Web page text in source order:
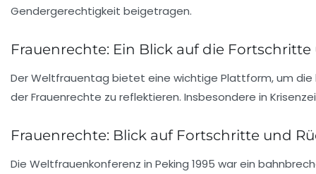
Gendergerechtigkeit beigetragen.
Frauenrechte: Ein Blick auf die
DerWeltfrauentag bietet eine wichtige Plattform, um
derFrauenrechte zu reflektieren. Insbesondere in
Frauenrechte: Blick auf Fortschritte und
Die Weltfrauenkonferenz in Peking 1995 war ein